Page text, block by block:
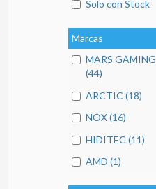
Solo con Stock
Marcas
MARS GAMING
(44)
ARCTIC (18)
NOX (16)
HIDITEC (11)
AMD (1)